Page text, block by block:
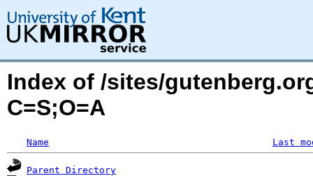
Index of /sites/
C=S;O=A
Name Last
Parent Directory